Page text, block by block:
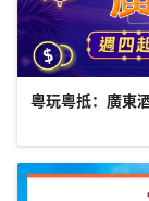
粵玩粵抵：廣東